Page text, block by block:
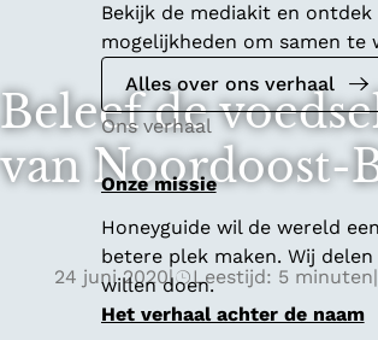
Bekijk de mediakit en ontdek
mogelijkheden om samen te
Alles over ons verhaal
Ons verhaal
Onze missie
Honeyguide wil de wereld
betere plek maken. Wij
willen doen.
Het verhaal achter de naam
Beleef de
van Noordoost-
24 juni 2020| Leestijd: 5 minuten|